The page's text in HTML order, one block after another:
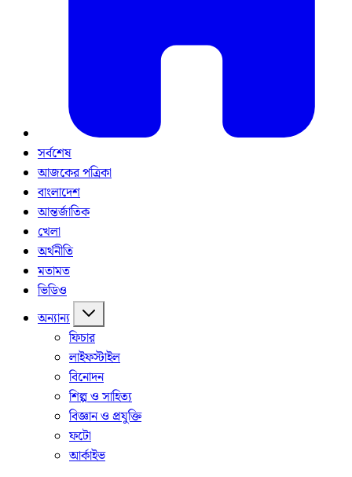
সর্বশেষ
আজকের পত্রিকা
বাংলাদেশ
আন্তর্জাতিক
খেলা
অর্থনীতি
মতামত
ভিডিও
অন্যান্য
ফিচার
লাইফস্টাইল
বিনোদন
শিল্প ও সাহিত্য
বিজ্ঞান ও প্রযুক্তি
ফটো
আর্কাইভ